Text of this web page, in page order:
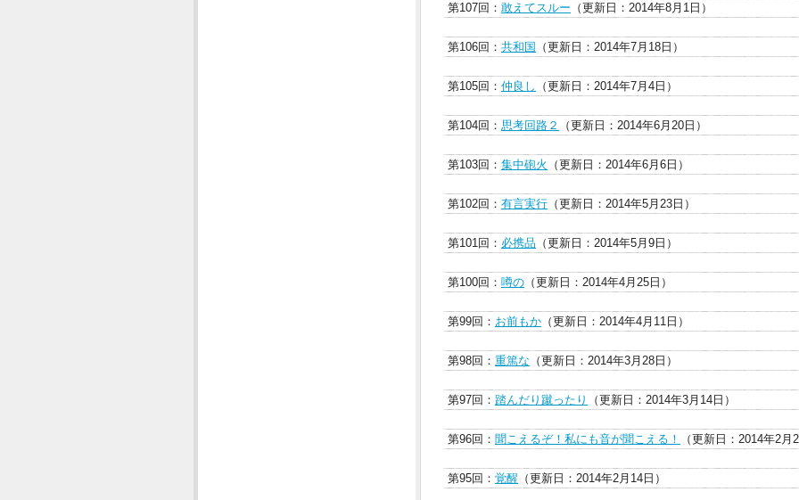
第107回： 敢えてスルー （更新日：2014年8月1日）
第106回： 共和国 （更新日：2014年7月18日）
第105回： 仲良し （更新日：2014年7月4日）
第104回： 思考回路２ （更新日：2014年6月20日）
第103回： 集中砲火 （更新日：2014年6月6日）
第102回： 有言実行 （更新日：2014年5月23日）
第101回： 必携品 （更新日：2014年5月9日）
第100回： 噂の （更新日：2014年4月25日）
第99回： お前もか （更新日：2014年4月11日）
第98回： 重篤な （更新日：2014年3月28日）
第97回： 踏んだり蹴ったり （更新日：2014年3月14日）
第96回： 聞こえるぞ！私にも音が聞こえる！ （更新日：2014年2月
第95回： 覚醒 （更新日：2014年2月14日）